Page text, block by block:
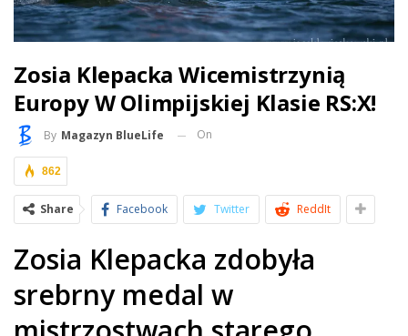
Zosia Klepacka Wicemistrzynią
Europy W Olimpijskiej Klasie RS:X!
By Magazyn BlueLife On
862
Share Facebook Twitter ReddIt
Zosia Klepacka zdobyła
srebrny medal w